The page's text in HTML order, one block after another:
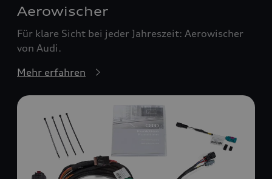
Aerowischer
Für klare Sicht bei jeder Jahreszeit: Aerowischer
von Audi.
Mehr erfahren